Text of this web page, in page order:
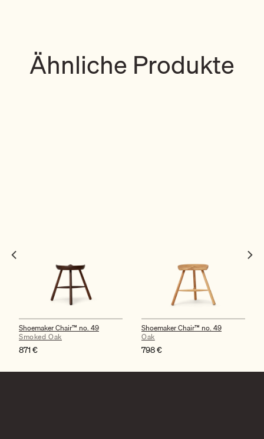
Ähnliche Produkte
Shoemaker Chair™ no. 49
Smoked Oak
871€
Shoemaker Chair™ no. 49
Oak
798€